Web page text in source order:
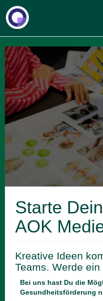
Starte
AOK
Kreative Ideen
Teams. Werde ein
Bei uns hast Du die
Gesundheitsförderung